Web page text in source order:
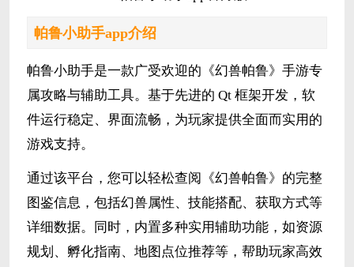
帕鲁小助手app介绍
帕鲁小助手是一款广受欢迎的《幻兽帕鲁》手游专
属攻略与辅助工具。基于先进的 Qt 框架开发，软
件运行稳定、界面流畅，为玩家提供全面而实用的
游戏支持。
通过该平台，您可以轻松查阅《幻兽帕鲁》的完整
图鉴信息，包括幻兽属性、技能搭配、获取方式等
详细数据。同时，内置多种实用辅助功能，如资源
规划、孵化指南、地图点位推荐等，帮助玩家高效